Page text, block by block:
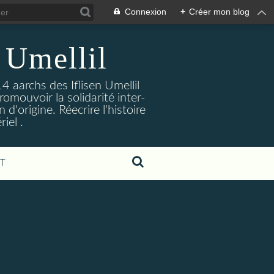
Connexion + Créer mon blog
Umellil
aarchs des Iflisen Umellil
la solidarité inter-
d'origine. Réecrire l'histoire
.